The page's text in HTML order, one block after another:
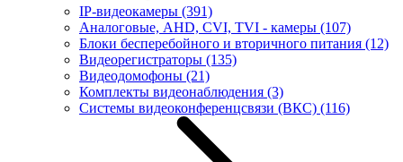
IP-видеокамеры (391)
Аналоговые, AHD, CVI, TVI - камеры (107)
Блоки бесперебойного и вторичного питания (12)
Видеорегистраторы (135)
Видеодомофоны (21)
Комплекты видеонаблюдения (3)
Системы видеоконференцсвязи (ВКС) (116)